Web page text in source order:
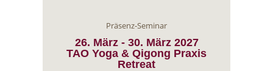
Präsenz-Seminar
26. März -30. März 2027
TAO Yoga & Qigong Praxis
Retreat